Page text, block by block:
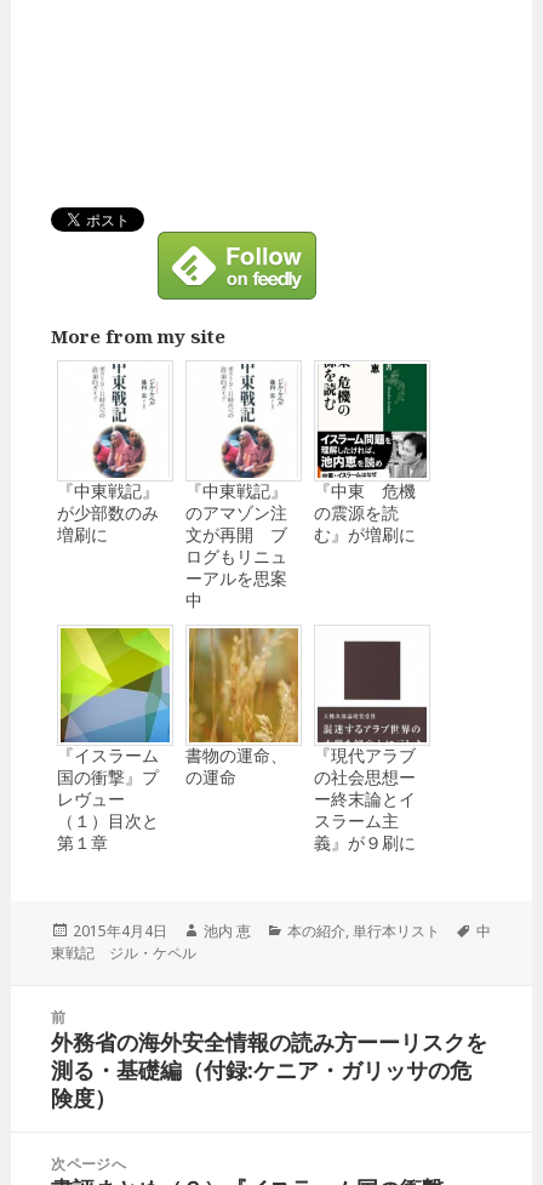
More from my site
『中東戦記』
が少部数のみ
増刷に
『中東戦記』
のアマゾン注
文が再開 ブ
ログもリニュ
ーアルを思案
中
『中東 危機
の震源を読
む』が増刷に
『イスラーム
国の衝撃』プ
レヴュー
（１）目次と
第１章
書物の運命、
の運命
『現代アラブ
の社会思想ー
ー終末論とイ
スラーム主
義』が９刷に
投
稿
2015年4月4日
作
池内 恵
カ
本の紹介,単行本リスト
タ
中
東戦記 ジル・ケペル
前
前
の
投
外務省の海外安全情報の読み方ーーリスクを
測る・基礎編（付録:ケニア・ガリッサの危
険度）
次ページへ